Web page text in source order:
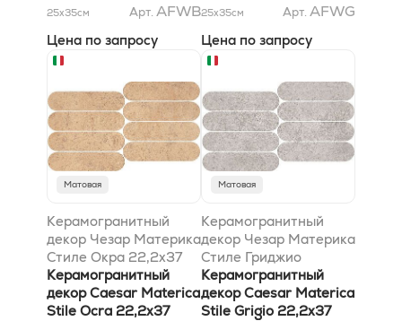
25x35см Арт. AFWB
Цена по запросу
25x35см Арт. AFWG
Цена по запросу
Матовая
Керамогранитный
декор Чезар Материка
Стиле Окра 22,2x37
Керамогранитный
декор Caesar Materica
Stile Ocra 22,2x37
Матовая
Керамогранитный
декор Чезар Материка
Стиле Гриджио
22,2x37
Керамогранитный
декор Caesar Materica
Stile Grigio 22,2x37